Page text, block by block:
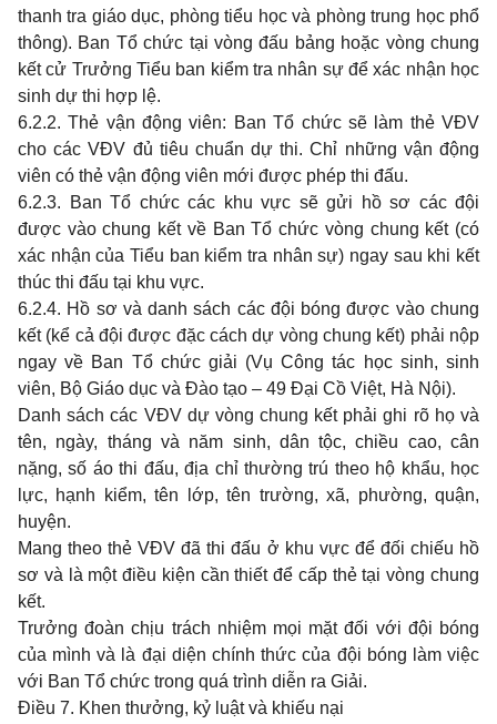
thanh tra giáo dục, phòng tiểu học và phòng trung học phổ
thông). Ban Tổ chức tại vòng đấu bảng hoặc vòng chung
kết cử Trưởng Tiểu ban kiểm tra nhân sự để xác nhận học
sinh dự thi hợp lệ.
6.2.2. Thẻ vận động viên: Ban Tổ chức sẽ làm thẻ VĐV
cho các VĐV đủ tiêu chuẩn dự thi. Chỉ những vận động
viên có thẻ vận động viên mới được phép thi đấu.
6.2.3. Ban Tổ chức các khu vực sẽ gửi hồ sơ các đội
được vào chung kết về Ban Tổ chức vòng chung kết (có
xác nhận của Tiểu ban kiểm tra nhân sự) ngay sau khi kết
thúc thi đấu tại khu vực.
6.2.4. Hồ sơ và danh sách các đội bóng được vào chung
kết (kể cả đội được đặc cách dự vòng chung kết) phải nộp
ngay về Ban Tổ chức giải (Vụ Công tác học sinh, sinh
viên, Bộ Giáo dục và Đào tạo – 49 Đại Cồ Việt, Hà Nội).
Danh sách các VĐV dự vòng chung kết phải ghi rõ họ và
tên, ngày, tháng và năm sinh, dân tộc, chiều cao, cân
nặng, số áo thi đấu, địa chỉ thường trú theo hộ khẩu, học
lực, hạnh kiểm, tên lớp, tên trường, xã, phường, quận,
huyện.
Mang theo thẻ VĐV đã thi đấu ở khu vực để đối chiếu hồ
sơ và là một điều kiện cần thiết để cấp thẻ tại vòng chung
kết.
Trưởng đoàn chịu trách nhiệm mọi mặt đối với đội bóng
của mình và là đại diện chính thức của đội bóng làm việc
với Ban Tổ chức trong quá trình diễn ra Giải.
Điều 7. Khen thưởng, kỷ luật và khiếu nại